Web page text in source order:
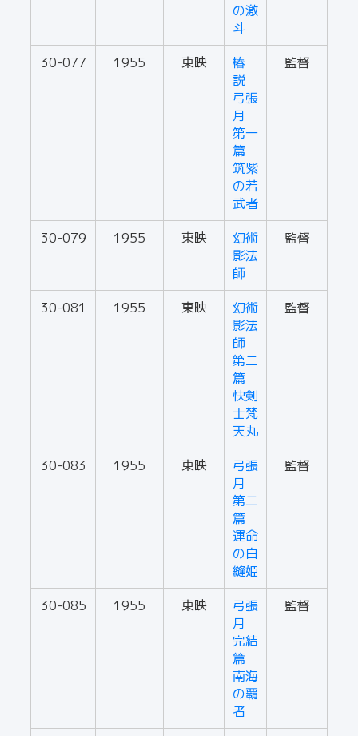
の激
斗
30-077
1955 東映
椿
説
弓張
月
第一
篇
筑紫
の若
武者
監督
30-079 1955 東映
幻術
影法
師
監督
30-081 1955 東映
幻術
影法
師
第二
篇
快剣
士梵
天丸
監督
30-083 1955 東映
弓張
月
第二
篇
運命
の白
縫姫
監督
30-085 1955 東映
弓張
月
完結
篇
南海
の覇
者
監督